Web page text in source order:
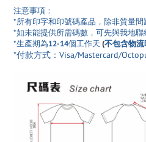
注意事項：
*所有印字和印號碼產品 ，除非質量
*如未能提供所需碼數，可先與我地
*生產期為12-14個工作天 (不包含物流
*付款方式：Visa/Mastercard/